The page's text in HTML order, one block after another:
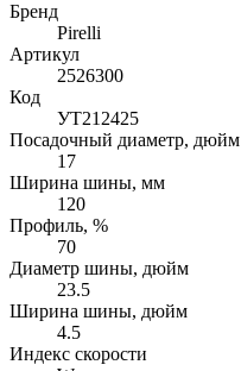
Бренд
Pirelli
Артикул
2526300
Код
УТ212425
Посадочный диаметр, дюйм
17
Ширина шины, мм
120
Профиль, %
70
Диаметр шины, дюйм
23.5
Ширина шины, дюйм
4.5
Индекс скорости